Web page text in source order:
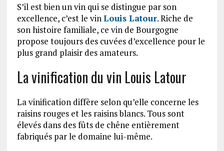
S’il est bien un vin qui se distingue par son
excellence, c’est le vin Louis Latour. Riche de
son histoire familiale, ce vin de Bourgogne
propose toujours des cuvées d’excellence pour le
plus grand plaisir des amateurs.
La vinification du vin Louis Latour
La vinification diffère selon qu’elle concerne les
raisins rouges et les raisins blancs. Tous sont
élevés dans des fûts de chêne entièrement
fabriqués par le domaine lui-même.